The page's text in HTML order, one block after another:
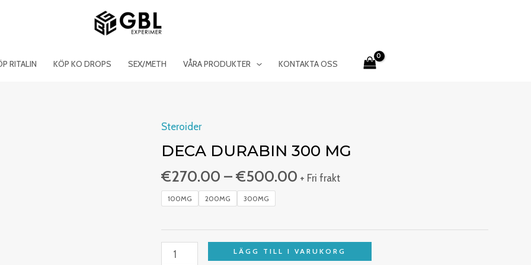
RITALIN KÖP KO DROPS SEX/METH VÅRA PRODUKTER KONTAKTA OSS
Steroider
DECA DURABIN 300 MG
€270.00 –€500.00
€270.00
till
€500.00
+ Fri frakt
100MG 200MG 300MG
Deca
Durabin
mängd
LÄGG TILL I VARUKORG